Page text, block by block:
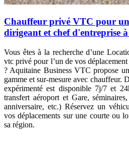
Chauffeur privé VTC pour
dirigeant et chef d'entreprise
Vous êtes à la recherche d’une
vtc privé pour l’un de vos
? Aquitaine Business VTC propose
gamme et sur-mesure avec chauffeur.
expérimenté est disponible 7j/7 et
transfert aéroport et Gare,
anniversaire, etc.) Réservez un
vos déplacements sur une courte ou
sa région.